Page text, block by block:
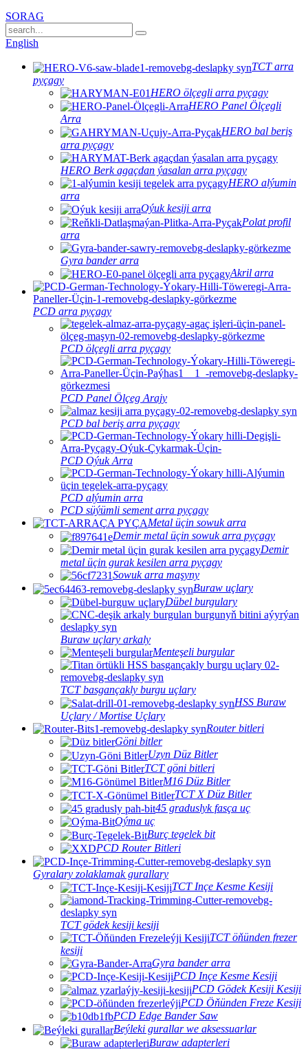
SORAG
English
TCT arra
pyçagy
HERO ölçegli arra pyçagy
HERO Panel Ölçegli
Arra
HERO bal beriş
arra pyçagy
HERO Berk agaçdan ýasalan arra pyçagy
HERO alýumin
arra
Oýuk kesiji arra
Polat profil
arra
Gyra bander arra
Akril arra
PCD arra pyçagy
PCD ölçegli arra pyçagy
PCD Panel Ölçeg Arajy
PCD bal beriş arra pyçagy
PCD Oýuk Arra
PCD alýumin arra
PCD süýümli sement arra pyçagy
Metal üçin sowuk arra
Demir metal üçin sowuk arra pyçagy
Demir
metal üçin gurak kesilen arra pyçagy
Sowuk arra maşyny
Buraw uçlary
Dübel burgulary
Buraw uçlary arkaly
Menteşeli burgular
TCT basgançakly burgu uçlary
HSS Buraw
Uçlary / Mortise Uçlary
Router bitleri
Göni bitler
Uzyn Düz Bitler
TCT göni bitleri
M16 Düz Bitler
TCT X Düz Bitler
45 graduslyk fasça uç
Oýma uç
Burç tegelek bit
PCD Router Bitleri
Gyralary zolaklamak gurallary
TCT Inçe Kesme Kesiji
TCT gödek kesiji kesiji
TCT öňünden frezer
kesiji
Gyra bander arra
PCD Inçe Kesme Kesiji
PCD Gödek Kesiji Kesiji
PCD Öňünden Freze Kesiji
PCD Edge Bander Saw
Beýleki gurallar we aksessuarlar
Buraw adapterleri